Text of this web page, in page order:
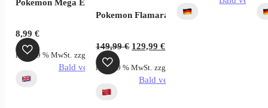
& Purpur Maskerade im Zwielicht Booster
Pokemon Mega Evolution Rising Chaos Sleeve Booster
8,99€
inkl. 19 % MwSt. zzgl. Versandkosten
Bald verfügbar
Pokemon Flamara Gift Box set
149,99€ Ursprünglicher
war:
149,99 €
129,99€Aktueller
ist:
129,99 €.
inkl. 19 % MwSt. zzgl.
Bald verfügbar